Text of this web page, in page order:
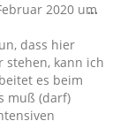
2020 um
dass hier
stehen, kann ich
es beim
muß (darf)
...